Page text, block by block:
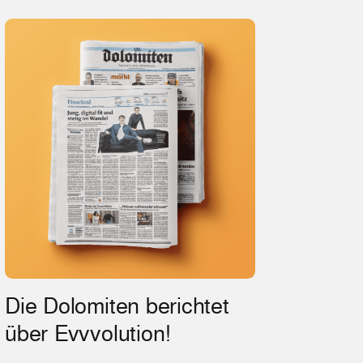
Die Dolomiten berichtet
über Evvvolution!